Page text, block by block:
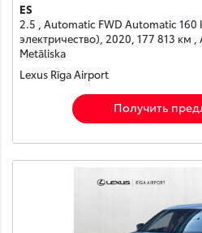
ES
2.5 , Automatic FWD Automatic
электричество), 2020, 177 813 км ,
Metāliska
Lexus Rīga Airport
Получить